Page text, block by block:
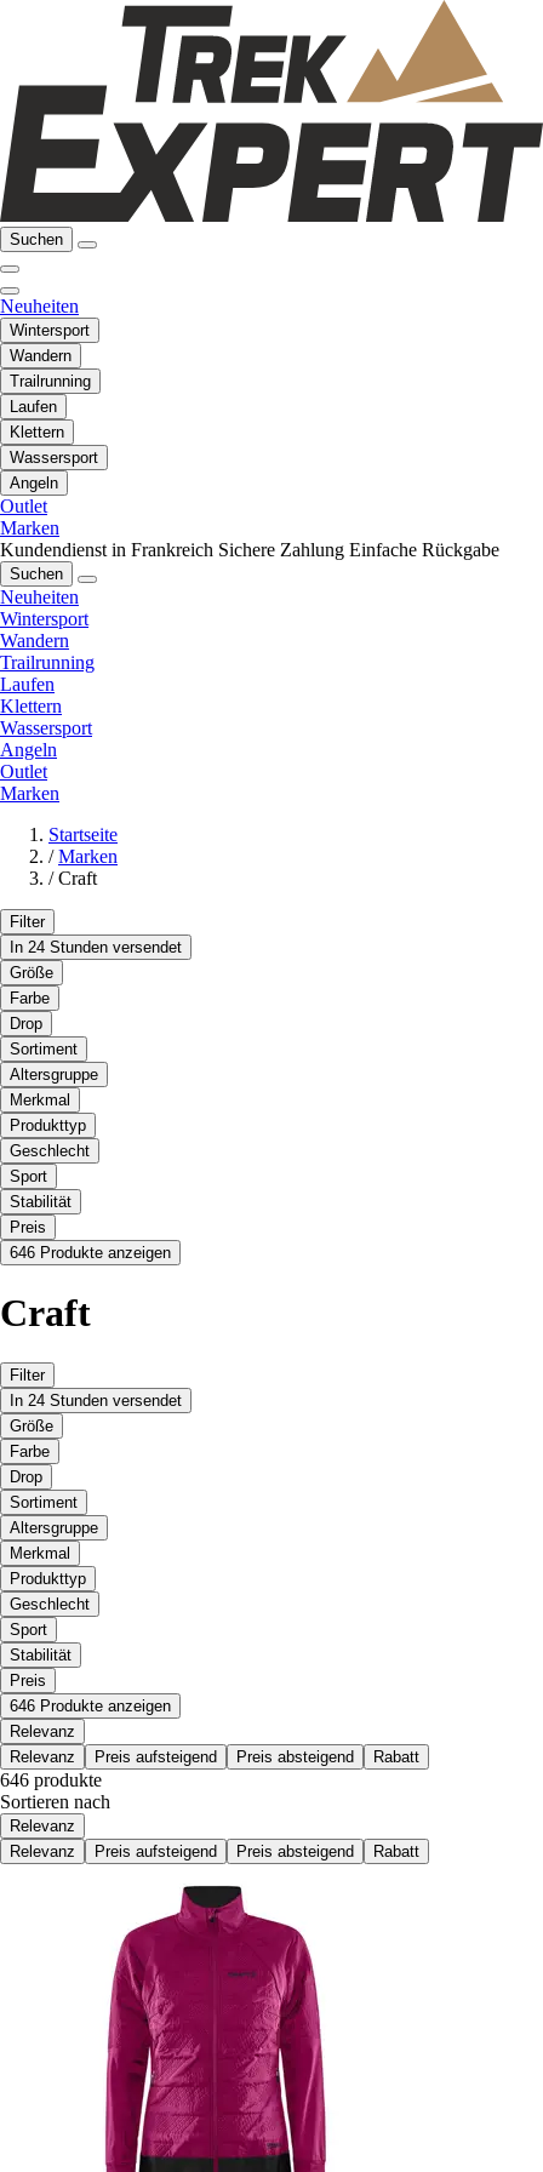
Suchen
Neuheiten
Wintersport
Wandern
Trailrunning
Laufen
Klettern
Wassersport
Angeln
Outlet
Marken
Kundendienst in Frankreich Sichere Zahlung Einfache Rückgabe
Suchen
Neuheiten
Wintersport
Wandern
Trailrunning
Laufen
Klettern
Wassersport
Angeln
Outlet
Marken
Startseite
/ Marken
/ Craft
Filter
In 24 Stunden versendet
Größe
Farbe
Drop
Sortiment
Altersgruppe
Merkmal
Produkttyp
Geschlecht
Sport
Stabilität
Preis
646 Produkte anzeigen
Craft
Filter
In 24 Stunden versendet
Größe
Farbe
Drop
Sortiment
Altersgruppe
Merkmal
Produkttyp
Geschlecht
Sport
Stabilität
Preis
646 Produkte anzeigen
Relevanz
Relevanz
Preis aufsteigend Preis absteigend Rabatt
646 produkte
Sortieren nach
Relevanz
Relevanz
Preis aufsteigend Preis absteigend Rabatt